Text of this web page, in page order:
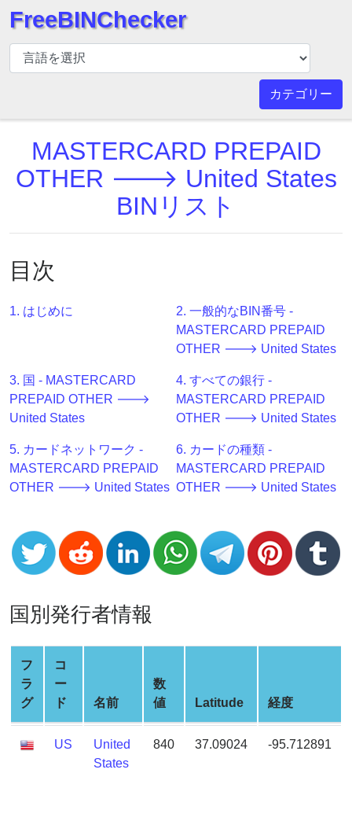
BIN
チ
BIN
検
BIN
号
API
BIN
Checker
v2
BIN
CC
Generator
Credit
Validator
Card
Generator
Random
Credit
Generator
FreeBINChecker
カテゴリー
MASTERCARD PREPAID
OTHER 🡒 United States
BINリスト
目次
1. はじめに
2. 一般的なBIN番号 -
MASTERCARD PREPAID
OTHER 🡒 United States
3. 国 - MASTERCARD
PREPAID OTHER 🡒
United States
4. すべての銀行 -
MASTERCARD PREPAID
OTHER 🡒 United States
5. カードネットワーク -
MASTERCARD PREPAID
OTHER 🡒 United States
6. カードの種類 -
MASTERCARD PREPAID
OTHER 🡒 United States
国別発行者情報
フ
ラ
グ
コ
ー
ド
名前
数
値
Latitude 経度
US
United
States
840 37.09024 -95.712891